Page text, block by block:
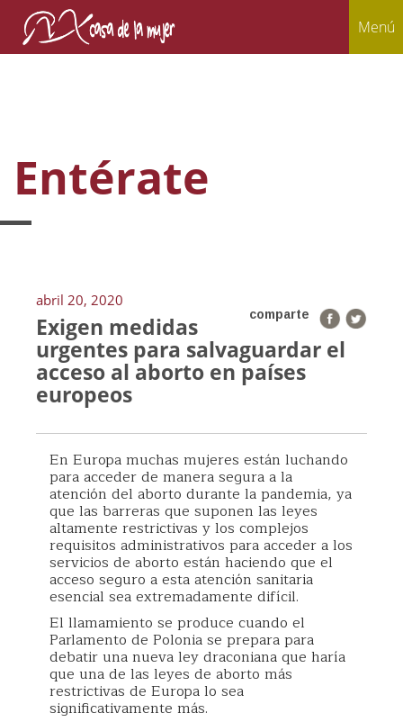
Menú
Entérate
abril 20, 2020
comparte
Exigen medidas
urgentes para salvaguardar el
acceso al aborto en países
europeos
En Europa muchas mujeres están luchando
para acceder de manera segura a la
atención del aborto durante la pandemia, ya
que las barreras que suponen las leyes
altamente restrictivas y los complejos
requisitos administrativos para acceder a los
servicios de aborto están haciendo que el
acceso seguro a esta atención sanitaria
esencial sea extremadamente difícil.
El llamamiento se produce cuando el
Parlamento de Polonia se prepara para
debatir una nueva ley draconiana que haría
que una de las leyes de aborto más
restrictivas de Europa lo sea
significativamente más.